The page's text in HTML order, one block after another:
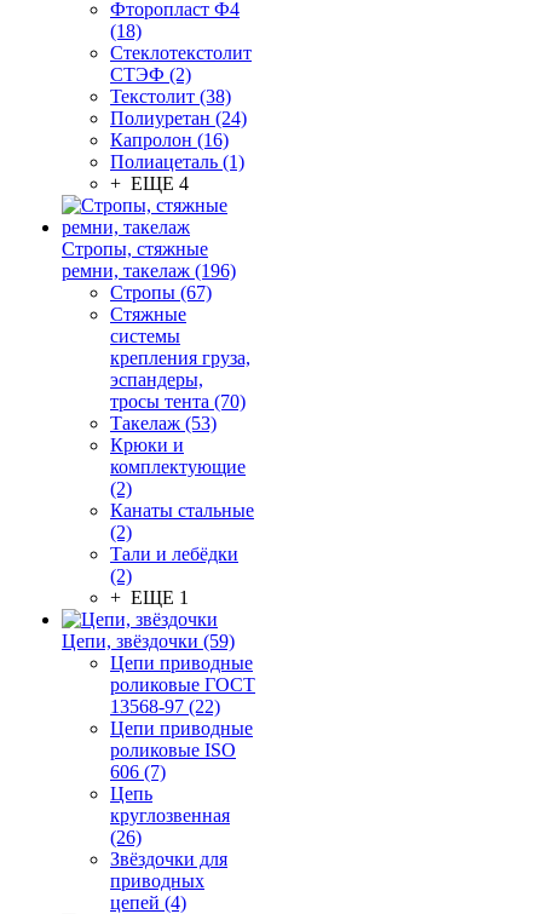
Фторопласт Ф4
(18)
Стеклотекстолит
СТЭФ (2)
Текстолит (38)
Полиуретан (24)
Капролон (16)
Полиацеталь (1)
+ ЕЩЕ 4
Стропы, стяжные
ремни, такелаж (196)
Стропы (67)
Стяжные
системы
крепления груза,
эспандеры,
тросы тента (70)
Такелаж (53)
Крюки и
комплектующие
(2)
Канаты стальные
(2)
Тали и лебёдки
(2)
+ ЕЩЕ 1
Цепи, звёздочки (59)
Цепи приводные
роликовые ГОСТ
13568-97 (22)
Цепи приводные
роликовые ISO
606 (7)
Цепь
круглозвенная
(26)
Звёздочки для
приводных
цепей (4)